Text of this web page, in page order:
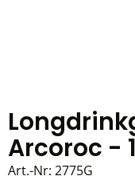
Arcoroc -
Art.-Nr: 2775G